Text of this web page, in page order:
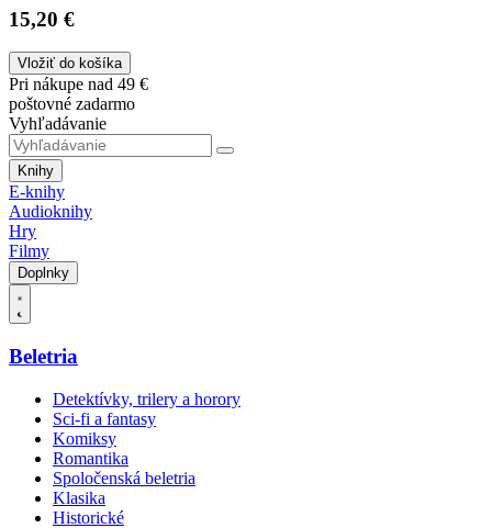
15,20 €
Vložiť do košíka
Pri nákupe nad 49 €
poštovné zadarmo
Vyhľadávanie
Knihy
E-knihy
Audioknihy
Hry
Filmy
Doplnky
Beletria
Detektívky, trilery a horory
Sci-fi a fantasy
Komiksy
Romantika
Spoločenská beletria
Klasika
Historické